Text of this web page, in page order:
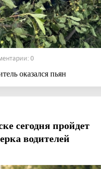
0
оказался пьян
сегодня пройдет
водителей